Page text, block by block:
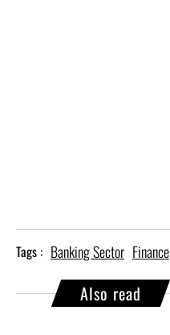
Tags : Banking Sector Finance
Also read